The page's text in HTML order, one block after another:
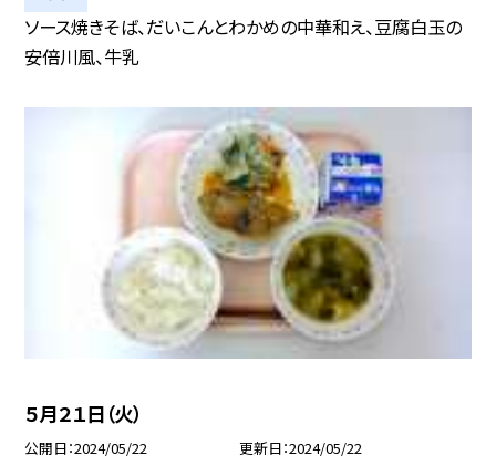
ソース焼きそば、だいこんとわかめの中華和え、豆腐白玉の
安倍川風、牛乳
５月２１日（火）
公開日 2024/05/22 更新日 2024/05/22